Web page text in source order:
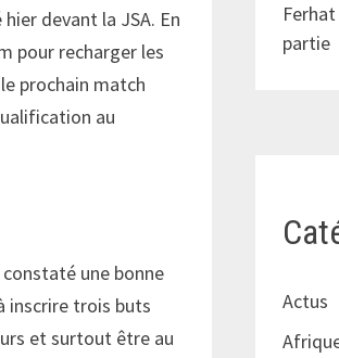
devant la JSA. En
pour recharger les
prochain match
au
une bonne
inscrire trois buts
et surtout être au
partie
Actus